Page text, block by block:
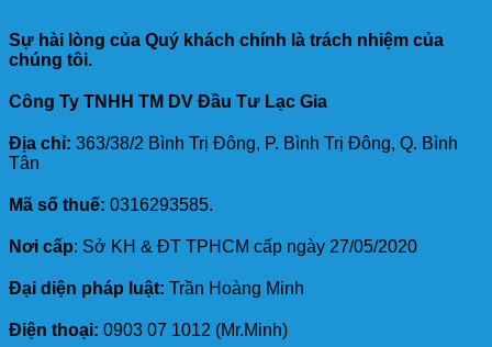
Sự hài lòng của Quý khách chính là trách nhiệm của
chúng tôi.
Công Ty TNHH TM DV Đầu Tư Lạc Gia
Địa chỉ: 363/38/2 Bình Trị Đông, P. Bình Trị Đông, Q. Bình
Tân
Mã số thuế: 0316293585.
Nơi cấp: Sở KH & ĐT TPHCM cấp ngày 27/05/2020
Đại diện pháp luật: Trần Hoàng Minh
Điện thoại: 0903 07 1012 (Mr.Minh)